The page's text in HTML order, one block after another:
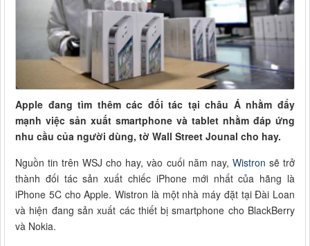
Apple đang tìm thêm các đối tác tại châu Á nhằm đẩy
mạnh việc sản xuất smartphone và tablet nhằm đáp ứng
nhu cầu của người dùng, tờ Wall Street Jounal cho hay.
Nguồn tin trên WSJ cho hay, vào cuối năm nay, Wistron sẽ trở
thành đối tác sản xuất chiếc iPhone mới nhất của hãng là
iPhone 5C cho Apple. Wistron là một nhà máy đặt tại Đài Loan
và hiện đang sản xuất các thiết bị smartphone cho BlackBerry
và Nokia.